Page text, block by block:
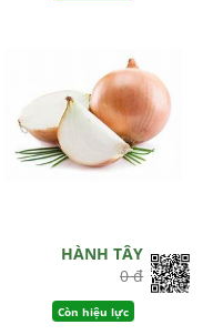
HÀNH TÂY
0 đ
Còn hiệu lực